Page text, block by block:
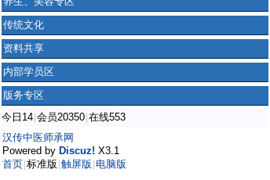
传统文化
资料共享
内部学员区
版务专区
今日14 会员20350 在线553
汉传中医师承网
Powered by Discuz! X3.1
首页 标准版 触屏版 电脑版